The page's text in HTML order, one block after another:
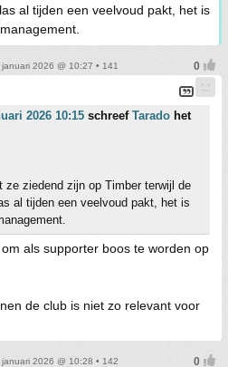
al tijden een veelvoud pakt, het is
2026 @ 10:27 • 141
2026 10:15 schreef Tarado het
ze ziedend zijn op Timber terwijl de
al tijden een veelvoud pakt, het is
als supporter boos te worden op
de club is niet zo relevant voor
2026 @ 10:28 • 142